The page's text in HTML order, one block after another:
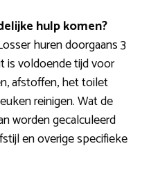
hulp komen?
huren doorgaans 3
is voldoende tijd voor
afstoffen, het toilet
reinigen. Wat de
worden gecalculeerd
en overige specifieke